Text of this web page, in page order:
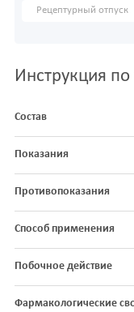
Рецептурный отпуск
Инструкция
Состав
Показания
Противопоказания
Способ применения
Побочное действие
Фармакологические